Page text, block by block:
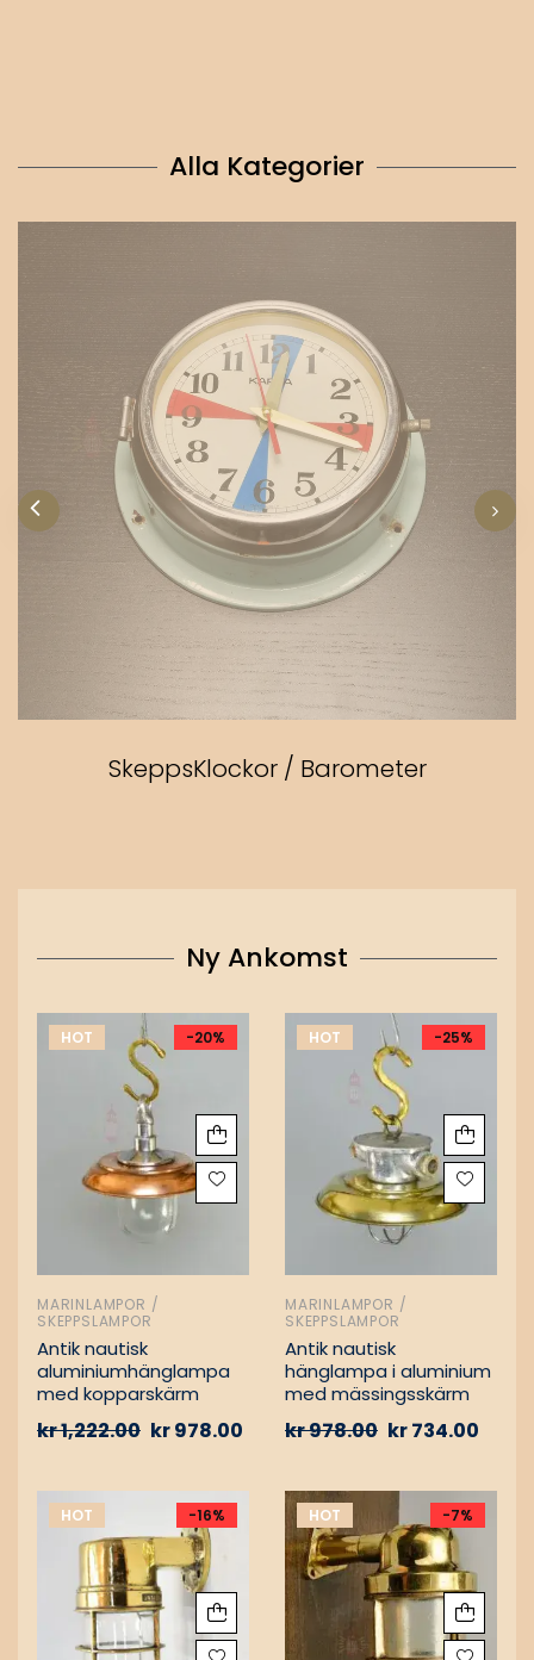
Alla Kategorier
SkeppsKlockor / Barometer
Ny Ankomst
HOT -20%
MARINLAMPOR /
SKEPPSLAMPOR
Antik nautisk
aluminiumhänglampa
med kopparskärm
kr1,222.00 kr978.00
HOT -25%
MARINLAMPOR /
SKEPPSLAMPOR
Antik nautisk
hänglampa i aluminium
med mässingsskärm
kr978.00 kr734.00
HOT -16% HOT -7%